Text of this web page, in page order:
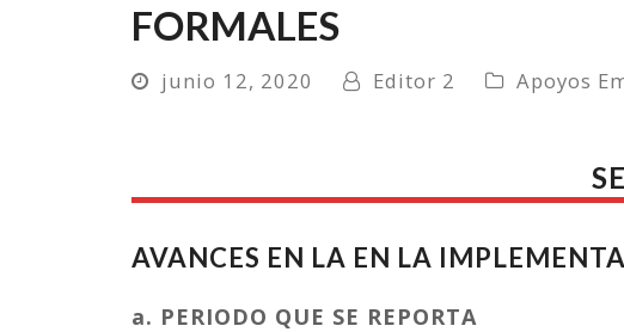
FORMALES
junio 12, 2020 Editor 2 Apoyos
AVANCES EN LA EN LA
a. PERIODO QUE SE REPORTA